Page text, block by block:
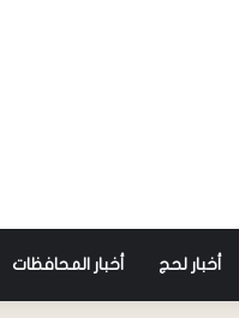
أخبار لحج أخبار المحافظات